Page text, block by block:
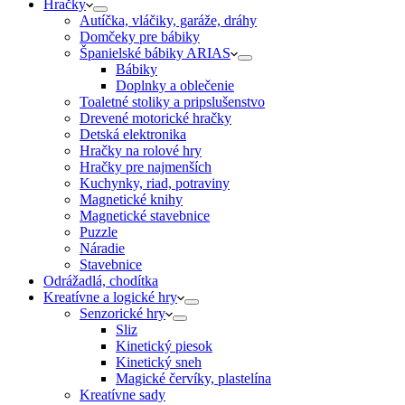
Hračky
Autíčka, vláčiky, garáže, dráhy
Domčeky pre bábiky
Španielské bábiky ARIAS
Bábiky
Doplnky a oblečenie
Toaletné stoliky a pripslušenstvo
Drevené motorické hračky
Detská elektronika
Hračky na rolové hry
Hračky pre najmenších
Kuchynky, riad, potraviny
Magnetické knihy
Magnetické stavebnice
Puzzle
Náradie
Stavebnice
Odrážadlá, chodítka
Kreatívne a logické hry
Senzorické hry
Sliz
Kinetický piesok
Kinetický sneh
Magické červíky, plastelína
Kreatívne sady